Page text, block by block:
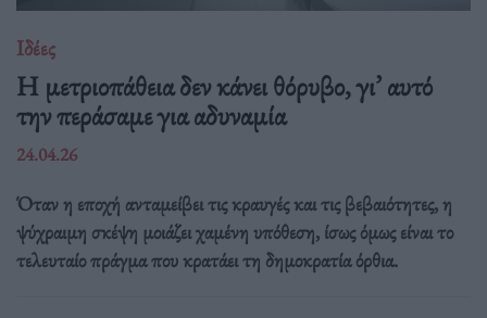
Ιδέες
Η μετριοπάθεια δεν κάνει θόρυβο, γι’ αυτό
την περάσαμε για αδυναμία
24.04.26
Όταν η εποχή ανταμείβει τις κραυγές και τις βεβαιότητες, η
ψύχραιμη σκέψη μοιάζει χαμένη υπόθεση, ίσως όμως είναι το
τελευταίο πράγμα που κρατάει τη δημοκρατία όρθια.